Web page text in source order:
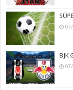
BJK